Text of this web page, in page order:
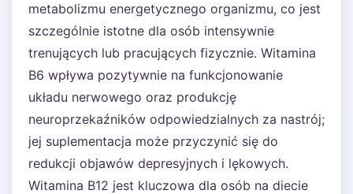
metabolizmu energetycznego organizmu, co jest
szczególnie istotne dla osób intensywnie
trenujących lub pracujących fizycznie. Witamina
B6 wpływa pozytywnie na funkcjonowanie
układu nerwowego oraz produkcję
neuroprzekaźników odpowiedzialnych za nastrój;
jej suplementacja może przyczynić się do
redukcji objawów depresyjnych i lękowych.
Witamina B12 jest kluczowa dla osób na diecie